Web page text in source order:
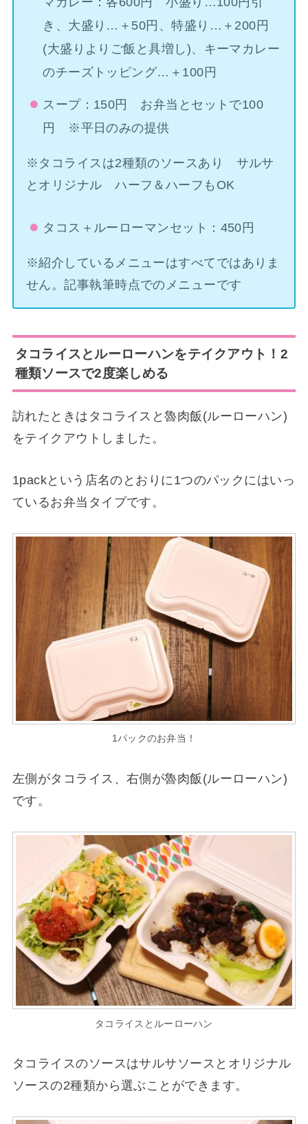
き、大盛り…＋50円、特盛り…＋200円
(大盛りよりご飯と具増し)、キーマカレー
のチーズトッピング…＋100円
スープ：150円 お弁当とセットで100
円 ※平日のみの提供
※タコライスは2種類のソースあり サルサ
とオリジナル ハーフ＆ハーフもOK
タコス＋ルーローマンセット：450円
※紹介しているメニューはすべてではありま
せん。記事執筆時点でのメニューです
タコライスとルーローハンをテイクアウト！2
種類ソースで2度楽しめる
訪れたときはタコライスと魯肉飯(ルーローハン)
をテイクアウトしました。
1packという店名のとおりに1つのパックにはいっ
ているお弁当タイプです。
1パックのお弁当！
左側がタコライス、右側が魯肉飯(ルーローハン)
です。
タコライスとルーローハン
タコライスのソースはサルサソースとオリジナル
ソースの2種類から選ぶことができます。